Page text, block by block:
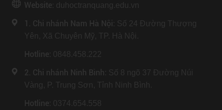
Website: duhoctranquang.edu.vn
1. Chi nhánh Nam Hà Nội: Số 24 Đường Thượng
Yên, Xã Chuyên Mỹ, TP. Hà Nội.
Hotline: 0848.458.222
2. Chi nhánh Ninh Bình: Số 8 ngõ 37 Đường Núi
Vàng, P. Trung Sơn, Tỉnh Ninh Bình.
Hotline: 0374.654.558